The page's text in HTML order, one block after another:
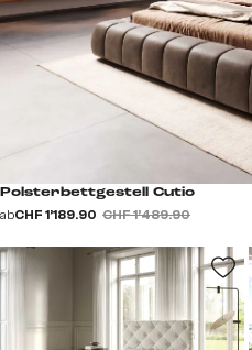
Polsterbettgestell Cutio
abCHF 1’189.90 CHF 1’489.90